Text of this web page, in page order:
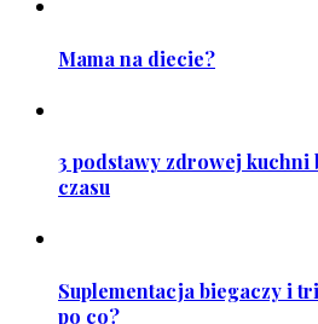
Mama na diecie?
3 podstawy zdrowej kuchni
czasu
Suplementacja biegaczy i
po co?